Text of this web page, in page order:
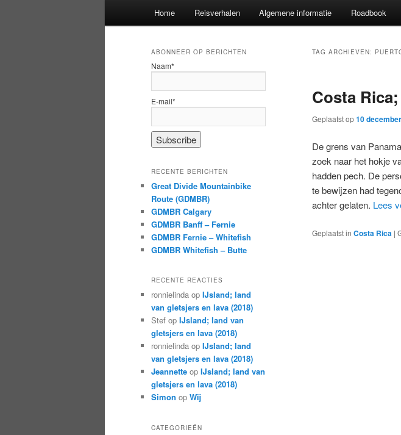
Home Reisverhalen Algemene informatie Roadbook
TAG ARCHIEVEN:
Costa
Geplaatst op10
De grens van
zoek naar het hokje
hadden pech. De
te bewijzen had
achter gelaten. Lees
Geplaatst in Costa Rica |
ABONNEER OP BERICHTEN
Naam*
E-mail*
RECENTE BERICHTEN
Great Divide Mountainbike
Route (GDMBR)
GDMBR Calgary
GDMBR Banff – Fernie
GDMBR Fernie – Whitefish
GDMBR Whitefish – Butte
RECENTE REACTIES
ronnielinda op IJsland; land
van gletsjers en lava (2018)
Stef op IJsland; land van
gletsjers en lava (2018)
ronnielinda op IJsland; land
van gletsjers en lava (2018)
Jeannette op IJsland; land van
gletsjers en lava (2018)
Simon op Wij
CATEGORIEËN